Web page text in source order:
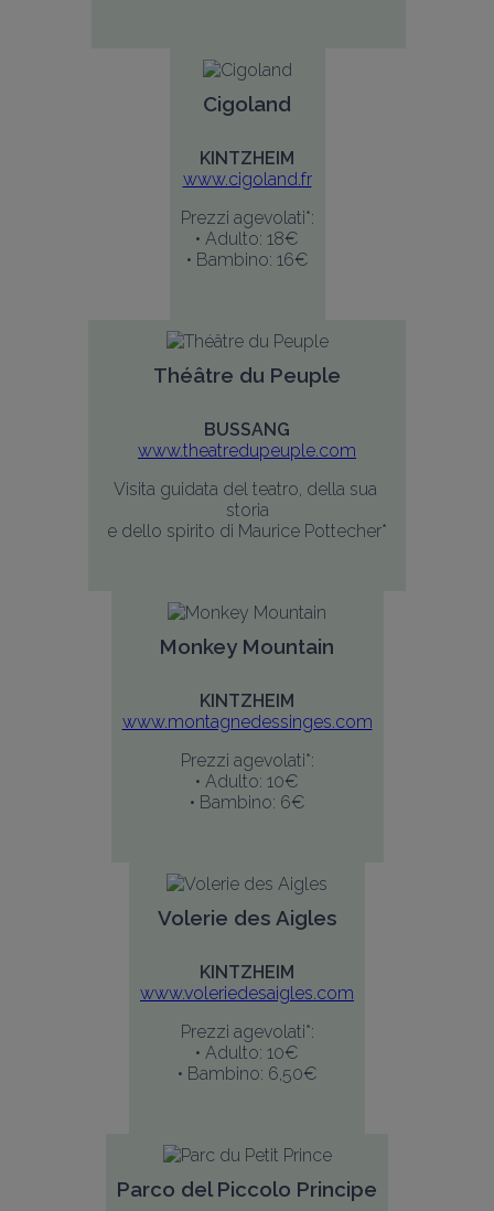
Cigoland
KINTZHEIM
www.cigoland.fr
Prezzi agevolati*:
• Adulto: 18€
• Bambino: 16€
Théâtre du Peuple
BUSSANG
www.theatredupeuple.com
Visita guidata del teatro, della sua
storia
e dello spirito di Maurice Pottecher*
Monkey Mountain
KINTZHEIM
www.montagnedessinges.com
Prezzi agevolati*:
• Adulto: 10€
• Bambino: 6€
Volerie des Aigles
KINTZHEIM
www.voleriedesaigles.com
Prezzi agevolati*:
• Adulto: 10€
• Bambino: 6,50€
Parco del Piccolo Principe